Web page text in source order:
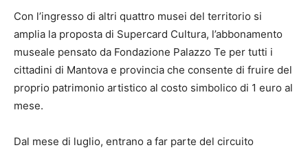
Con l’ingresso di altri quattro musei del territorio si
amplia la proposta di Supercard Cultura, l’abbonamento
museale pensato da Fondazione Palazzo Te per tutti i
cittadini di Mantova e provincia che consente di fruire del
proprio patrimonio artistico al costo simbolico di 1 euro al
mese.
Dal mese di luglio, entrano a far parte del circuito